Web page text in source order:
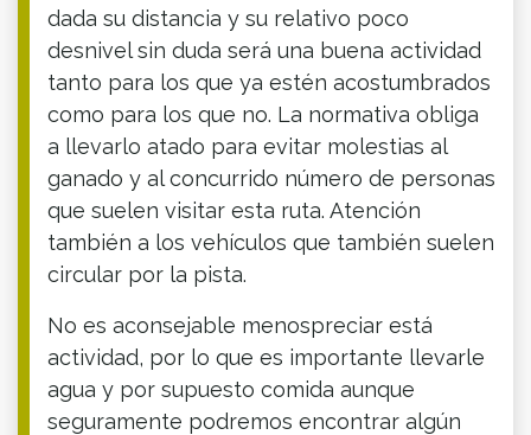
dada su distancia y su relativo poco
desnivel sin duda será una buena actividad
tanto para los que ya estén acostumbrados
como para los que no. La normativa obliga
a llevarlo atado para evitar molestias al
ganado y al concurrido número de personas
que suelen visitar esta ruta. Atención
también a los vehículos que también suelen
circular por la pista.
No es aconsejable menospreciar está
actividad, por lo que es importante llevarle
agua y por supuesto comida aunque
seguramente podremos encontrar algún